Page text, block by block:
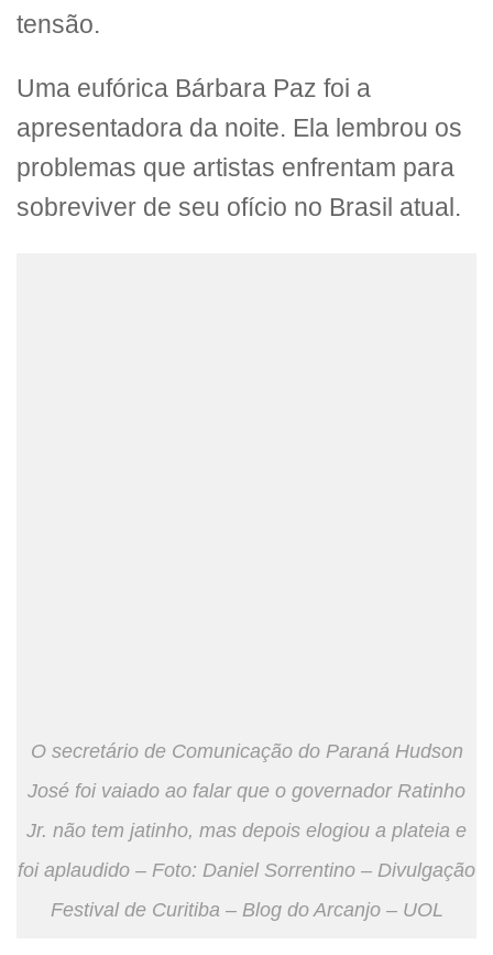
tensão.
Uma eufórica Bárbara Paz foi a
apresentadora da noite. Ela lembrou os
problemas que artistas enfrentam para
sobreviver de seu ofício no Brasil atual.
O secretário de Comunicação do Paraná Hudson
José foi vaiado ao falar que o governador Ratinho
Jr. não tem jatinho, mas depois elogiou a plateia e
foi aplaudido – Foto: Daniel Sorrentino – Divulgação
Festival de Curitiba – Blog do Arcanjo – UOL